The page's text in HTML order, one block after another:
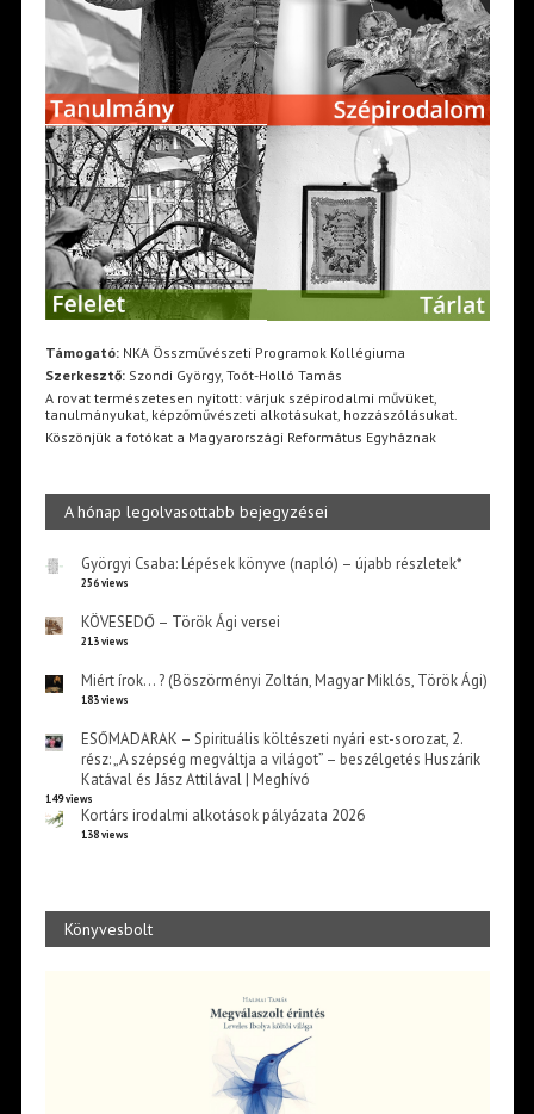
Támogató:NKA Összművészeti Programok Kollégiuma
Szerkesztő:Szondi György, Toót-Holló Tamás
A rovat természetesen nyitott: várjuk szépirodalmi művüket,
tanulmányukat, képzőművészeti alkotásukat, hozzászólásukat.
Köszönjük a fotókat a Magyarországi Református Egyháznak
A hónap legolvasottabb bejegyzései
Györgyi Csaba: Lépések könyve (napló) – újabb részletek*
256 views
KÖVESEDŐ – Török Ági versei
213 views
Miért írok… ? (Böszörményi Zoltán, Magyar Miklós, Török Ági)
183 views
ESŐMADARAK – Spirituális költészeti nyári est-sorozat, 2.
rész: „A szépség megváltja a világot” – beszélgetés Huszárik
Katával és Jász Attilával | Meghívó
149 views
Kortárs irodalmi alkotások pályázata 2026
138 views
Könyvesbolt